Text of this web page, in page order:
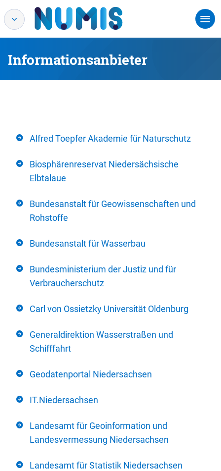
Informationsanbieter
Alfred Toepfer Akademie für Naturschutz
Biosphärenreservat Niedersächsische
Elbtalaue
Bundesanstalt für Geowissenschaften und
Rohstoffe
Bundesanstalt für Wasserbau
Bundesministerium der Justiz und für
Verbraucherschutz
Carl von Ossietzky Universität Oldenburg
Generaldirektion Wasserstraßen und
Schifffahrt
Geodatenportal Niedersachsen
IT.Niedersachsen
Landesamt für Geoinformation und
Landesvermessung Niedersachsen
Landesamt für Statistik Niedersachsen